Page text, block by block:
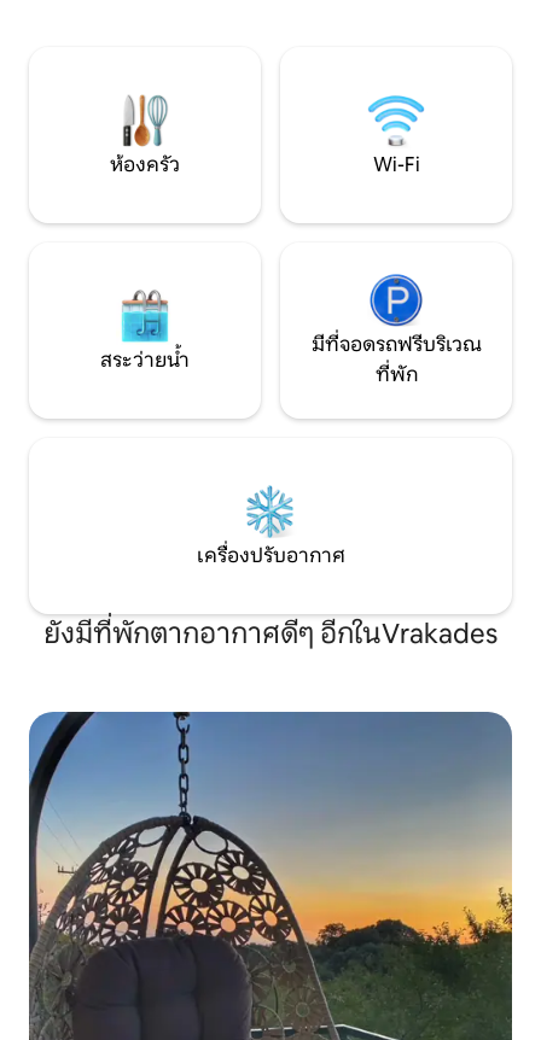
ห้องครัว Wi-Fi
สระว่ายน้ำ
มีที่จอดรถฟรีบริเวณ
ที่พัก
เครื่องปรับอากาศ
ยังมีที่พักตากอากาศดีๆ อีกในVrakades